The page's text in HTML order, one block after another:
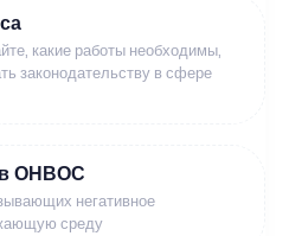
какие работы необходимы,
законодательству в сфере
ОНВОС
негативное
среду